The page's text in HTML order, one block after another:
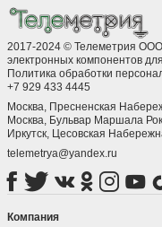
2017-2024 © Телеметрия ООО
электронных компонентов
Политика обработки
+7 929 433 4445
Москва, Пресненская
Москва, ​Бульвар Маршала
Иркутск, ​Цесовская
telemetrya@yandex.ru
Компания